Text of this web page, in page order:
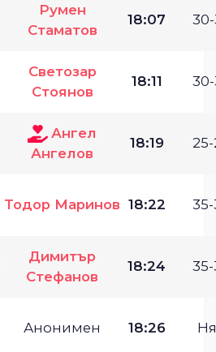
Румен
Стаматов
18:07 30-
Светозар
Стоянов
18:11 30-
Ангел
Ангелов
18:19 25-
Тодор Маринов 18:22 35-
Димитър
Стефанов
18:24 35-
Анонимен 18:26